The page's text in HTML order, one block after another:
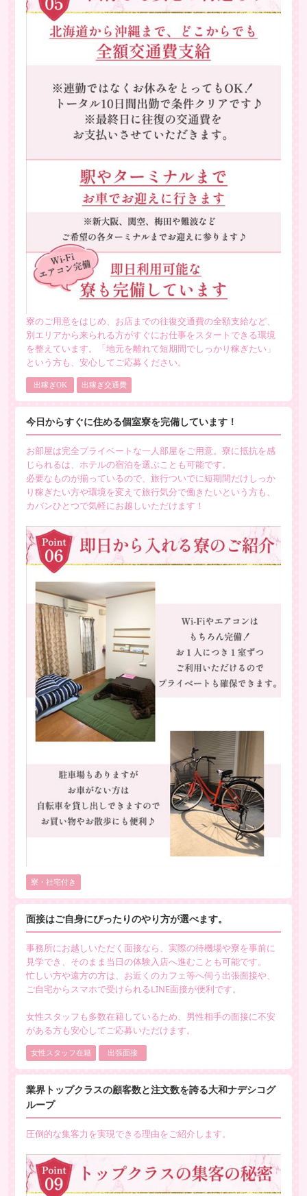
寮のご用意をはじめ、お店までの往復交通費の全額支給など、
別エリアから来られる方がすぐにお仕事をスタートできる環境
を整えています。「地元を離れて短期間でしっかり稼ぎたい」
という方も、安心してご応募ください。
出稼ぎOK 出稼ぎ交通費
今日からすぐに住める個室寮を完備しています！
お部屋は完全プライベートな一人部屋をご用意。寮に抵抗を感
じられるは、ホテルの宿泊を選ぶことも可能です。
必要なものが揃っているので、旅行ついでに短期間だけしっか
り稼ぎたい方や環境を変えて旅行気分で働きたいという方も、
カバンひとつで気軽にお越しいただけます！
寮・社宅付き
面接はご自身にぴったりのやり方が選べます。
事務所にお越しいただく面接なら、実際の待機場や寮を事前に
見学でき、そのまま当日の体験入店へ進むことも可能です。
忙しい方や遠方の方は、お近くのカフェ等へ伺う出張面接や、
ご自宅からスマホで受けられるLINE面接が便利です。
女性スタッフも多数在籍しているため、男性相手の面接に不安
がある方も安心してご応募いただけます。
女性スタッフ在籍 出張面接
業界トップクラスの顧客数と注文数を誇る大和ナデシコグ
ループ
圧倒的な集客力を実現できる理由をご紹介します。